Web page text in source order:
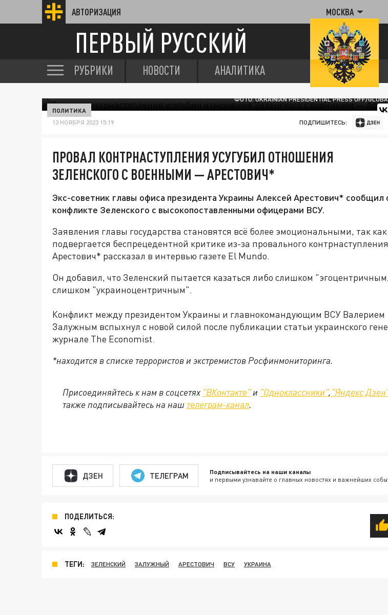
АВТОРИЗАЦИЯ МОСКВА
ПЕРВЫЙ РУССКИЙ
РУБРИКИ НОВОСТИ АНАЛИТИКА
ФОТО: UKRAINIAN PRESIDENTIAL PRESS OFF/
ПОЛИТИКА
13 НОЯБРЯ 2023 15:19 ПОДПИШИТЕСЬ:
ПРОВАЛ КОНТРНАСТУПЛЕНИЯ УСУГУБИЛ ОТНОШЕНИЯ
ЗЕЛЕНСКОГО С ВОЕННЫМИ — АРЕСТОВИЧ*
Экс-советник главы офиса президента Украины Алексей Арестович* сообщил
конфликте Зеленского с высокопоставленными офицерами ВСУ.
Заявления главы государства становятся всё более эмоциональными, так как
подвергается беспрецедентной критике из-за провального
Арестович* рассказал в интервью газете El Mundo.
Он добавил, что Зеленский пытается казаться либо слишком
слишком "украиноцентричным".
Конфликт между президентом Украины и главнокомандующим ВСУ Валерием
Залужным вспыхнул с новой силой после публикации статьи украинского
журнале The Economist.
*находится в списке террористов и экстремистов Росфинмониторинга.
Присоединяйтесь к нам в соцсетях "ВКонтакте"и "Одноклассники","Яндекс
также подписывайтесь на наш телеграм-канал.
ДЗЕН ТЕЛЕГРАМ Подписывайтесь на наши каналы
и первыми узнавайте о главных новостях и важнейших
ПОДЕЛИТЬСЯ:
ТЕГИ: ЗЕЛЕНСКИЙ ЗАЛУЖНЫЙ АРЕСТОВИЧ ВСУ УКРАИНА